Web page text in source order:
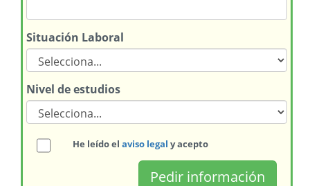
Situación Laboral
Nivel de estudios
He leído el aviso legal y acepto